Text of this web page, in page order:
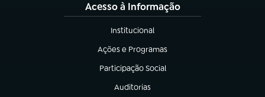
Acesso à Informação
Institucional
(abre em nova aba)
Ações e Programas
(abre em nova aba)
Participação Social
(abre em nova aba)
Auditorias
(abre em nova aba)